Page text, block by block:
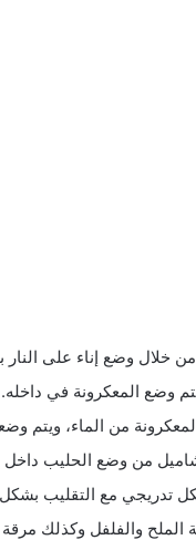
خلال وضع إناء على النار
وضع المعكرونة في داخله.
من وضع الحليب داخل
تدريجي مع التقليب
الملح والفلفل وكذلك